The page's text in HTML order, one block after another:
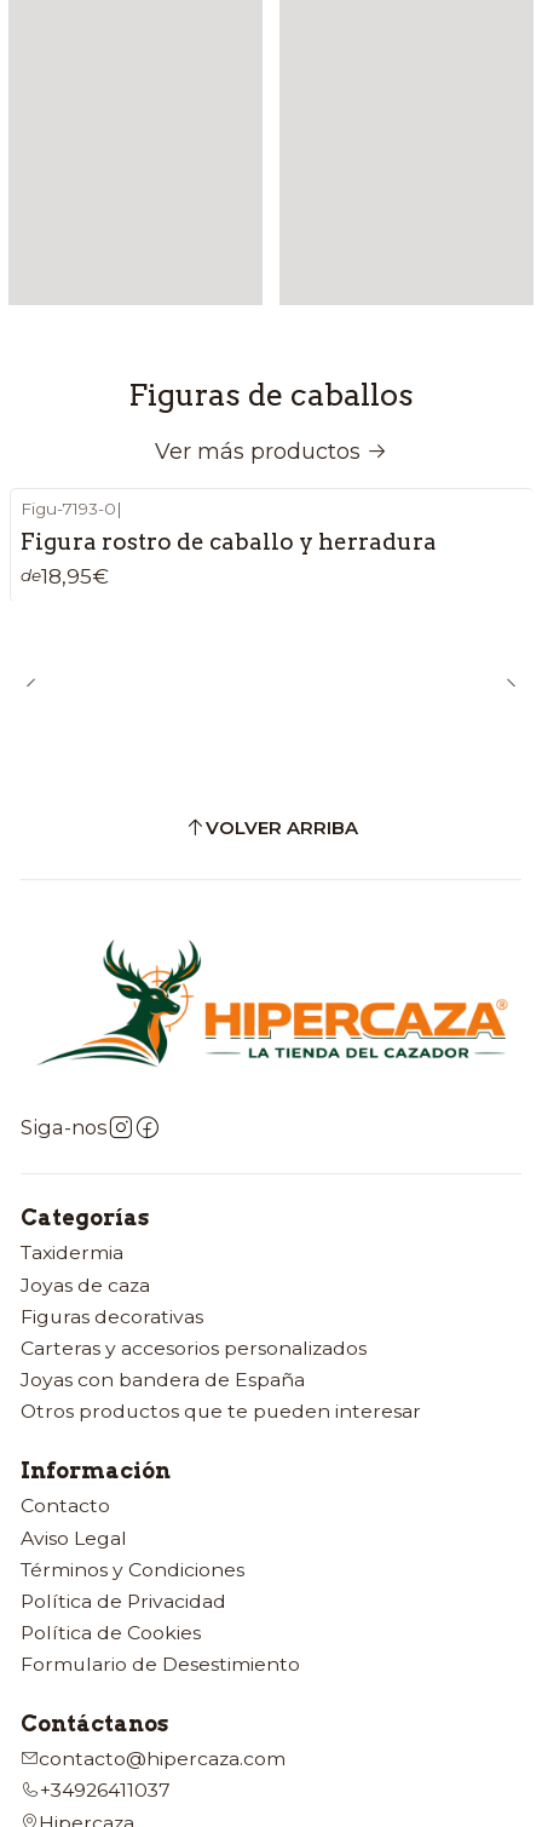
Figuras de caballos
Ver más productos
Figu-7193-0|
Figura rostro de caballo y herradura
de18,95€
VOLVER ARRIBA
Siga-nos
Categorías
Taxidermia
Joyas de caza
Figuras decorativas
Carteras y accesorios personalizados
Joyas con bandera de España
Otros productos que te pueden interesar
Información
Contacto
Aviso Legal
Términos y Condiciones
Política de Privacidad
Política de Cookies
Formulario de Desestimiento
Contáctanos
contacto@hipercaza.com
+34926411037
Hipercaza